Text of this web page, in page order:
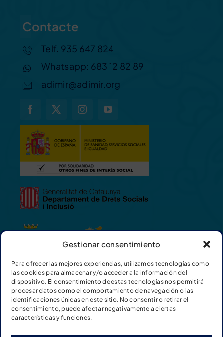
Gestionar consentimiento
Para ofrecer las mejores experiencias, utilizamos tecnologías como
las cookies para almacenar y/o acceder a la información del
dispositivo. El consentimiento de estas tecnologías nos permitirá
procesar datos como el comportamiento de navegación o las
identificaciones únicas en este sitio. No consentir o retirar el
consentimiento, puede afectar negativamente a ciertas
características y funciones.
Contacte
Telf. 935 647 824
Whatsapp: 683 12 82 89
adimir@adimir.org